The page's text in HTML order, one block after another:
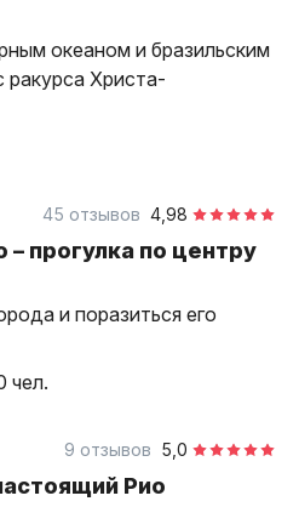
океаном и бразильским
ракурса Христа-
4,98
45 отзывов
прогулка по центру
и поразиться его
чел.
5,0
9 отзывов
Рио